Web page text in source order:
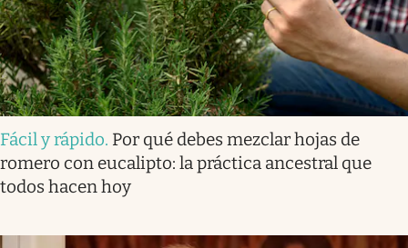
Fácil y rápido. Por qué debes mezclar hojas de
romero con eucalipto: la práctica ancestral que
todos hacen hoy